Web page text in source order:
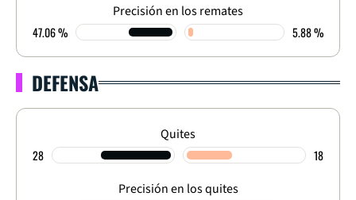
Precisión en los remates
47.06 % 5.88 %
DEFENSA
Quites
28 18
Precisión en los quites